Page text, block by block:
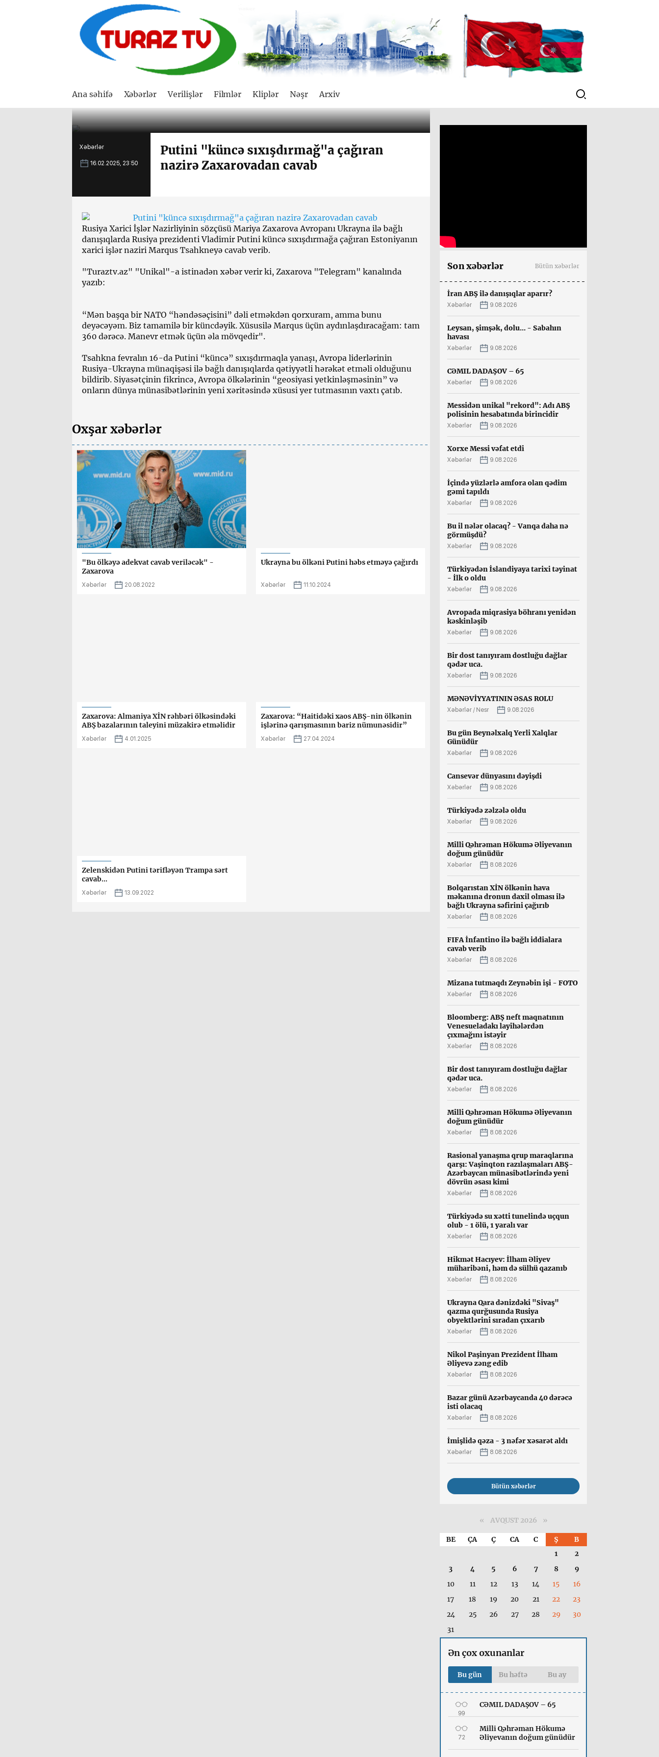
Ana səhifə Xəbərlər Verilişlər Filmlər Kliplər Nəşr Arxiv
Xəbərlər
16.02.2025, 23:50
Putini "küncə sıxışdırmağ"a çağıran
nazirə Zaxarovadan cavab
Rusiya Xarici İşlər Nazirliyinin sözçüsü Mariya Zaxarova Avropanı Ukrayna ilə bağlı
danışıqlarda Rusiya prezidenti Vladimir Putini küncə sıxışdırmağa çağıran Estoniyanın
xarici işlər naziri Marqus Tsahkneyə cavab verib.
"Turaztv.az" "Unikal"-a istinadən xəbər verir ki, Zaxarova "Telegram" kanalında
yazıb:
“Mən başqa bir NATO “həndəsəçisini” dəli etməkdən qorxuram, amma bunu
deyəcəyəm. Biz tamamilə bir küncdəyik. Xüsusilə Marqus üçün aydınlaşdıracağam: tam
360 dərəcə. Manevr etmək üçün əla mövqedir".
Tsahkna fevralın 16-da Putini “küncə” sıxışdırmaqla yanaşı, Avropa liderlərinin
Rusiya-Ukrayna münaqişəsi ilə bağlı danışıqlarda qətiyyətli hərəkət etməli olduğunu
bildirib. Siyasətçinin fikrincə, Avropa ölkələrinin “geosiyasi yetkinləşməsinin” və
onların dünya münasibətlərinin yeni xəritəsində xüsusi yer tutmasının vaxtı çatıb.
Oxşar xəbərlər
"Bu ölkəyə adekvat cavab veriləcək" -
Zaxarova
Xəbərlər 20.08.2022
Ukrayna bu ölkəni Putini həbs etməyə çağırdı
Xəbərlər 11.10.2024
Zaxarova: Almaniya XİN rəhbəri ölkəsindəki
ABŞ bazalarının taleyini müzakirə etməlidir
Xəbərlər 4.01.2025
Zaxarova: “Haitidəki xaos ABŞ-nin ölkənin
işlərinə qarışmasının bariz nümunəsidir”
Xəbərlər 27.04.2024
Zelenskidən Putini tərifləyən Trampa sərt
cavab...
Xəbərlər 13.09.2022
Son xəbərlər Bütün xəbərlər
İran ABŞ ilə danışıqlar aparır?
Xəbərlər 9.08.2026
Leysan, şimşək, dolu... - Sabahın
havası
Xəbərlər 9.08.2026
CƏMIL DADAŞOV – 65
Xəbərlər 9.08.2026
Messidən unikal "rekord": Adı ABŞ
polisinin hesabatında birincidir
Xəbərlər 9.08.2026
Xorxe Messi vəfat etdi
Xəbərlər 9.08.2026
İçində yüzlərlə amfora olan qədim
gəmi tapıldı
Xəbərlər 9.08.2026
Bu il nələr olacaq? - Vanqa daha nə
görmüşdü?
Xəbərlər 9.08.2026
Türkiyədən İslandiyaya tarixi təyinat
- İlk o oldu
Xəbərlər 9.08.2026
Avropada miqrasiya böhranı yenidən
kəskinləşib
Xəbərlər 9.08.2026
Bir dost tanıyıram dostluğu dağlar
qədər uca.
Xəbərlər 9.08.2026
MƏNƏVİYYATININ ƏSAS ROLU
Xəbərlər / Nesr 9.08.2026
Bu gün Beynəlxalq Yerli Xalqlar
Günüdür
Xəbərlər 9.08.2026
Cansevər dünyasını dəyişdi
Xəbərlər 9.08.2026
Türkiyədə zəlzələ oldu
Xəbərlər 9.08.2026
Milli Qəhrəman Hökumə Əliyevanın
doğum günüdür
Xəbərlər 8.08.2026
Bolqarıstan XİN ölkənin hava
məkanına dronun daxil olması ilə
bağlı Ukrayna səfirini çağırıb
Xəbərlər 8.08.2026
FIFA İnfantino ilə bağlı iddialara
cavab verib
Xəbərlər 8.08.2026
Mizana tutmaqdı Zeynəbin işi - FOTO
Xəbərlər 8.08.2026
Bloomberg: ABŞ neft maqnatının
Venesueladakı layihələrdən
çıxmağını istəyir
Xəbərlər 8.08.2026
Bir dost tanıyıram dostluğu dağlar
qədər uca.
Xəbərlər 8.08.2026
Milli Qəhrəman Hökumə Əliyevanın
doğum günüdür
Xəbərlər 8.08.2026
Rasional yanaşma qrup maraqlarına
qarşı: Vaşinqton razılaşmaları ABŞ-
Azərbaycan münasibətlərində yeni
dövrün əsası kimi
Xəbərlər 8.08.2026
Türkiyədə su xətti tunelində uçqun
olub - 1 ölü, 1 yaralı var
Xəbərlər 8.08.2026
Hikmət Hacıyev: İlham Əliyev
müharibəni, həm də sülhü qazanıb
Xəbərlər 8.08.2026
Ukrayna Qara dənizdəki "Sivaş"
qazma qurğusunda Rusiya
obyektlərini sıradan çıxarıb
Xəbərlər 8.08.2026
Nikol Paşinyan Prezident İlham
Əliyevə zəng edib
Xəbərlər 8.08.2026
Bazar günü Azərbaycanda 40 dərəcə
isti olacaq
Xəbərlər 8.08.2026
İmişlidə qəza - 3 nəfər xəsarət aldı
Xəbərlər 8.08.2026
Bütün xəbərlər
« AVQUST 2026 »
BE ÇA Ç CA C Ş
B
1
2
3
4 5 6 7 8
9
10
11 12 13 14 15
16
17
18 19 20 21 22
23
24
25 26 27 28 29
30
31
Ən çox oxunanlar
Bu gün Bu həftə Bu ay
99
CƏMIL DADAŞOV – 65
72
Milli Qəhrəman Hökumə
Əliyevanın doğum günüdür